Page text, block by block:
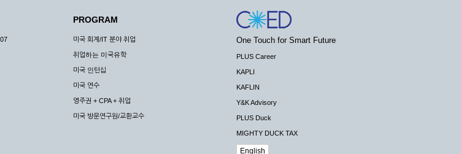
의 장애, 서비스 이용의 폭주 등의 정상적인 서비스가 불가능할 경우 회사는 사전 공지나 예고 없
로 인해 이용자 또는 제 3자가 입은 손해에 대하여 배상하지 않습니다.
수 있도록 하고 계속적, 안정적으로 서비스를 제공할 수 있도록 최선의 노력을 다하여야 합니다.
하여서는 안됩니다. 다만, 관계법령에 의하여 국가기관 등의 합법적인 요구가 있는 경우에는 해당
PROGRAM
미국 회계/IT 분야 취업
취업하는 미국유학
미국 인턴십
미국 연수
영주권 + CPA + 취업
미국 방문연구원/교환교수
One Touch for Smart Future
PLUS Career
KAPLI
KAFLIN
Y&K Advisory
PLUS Duck
MIGHTY DUCK TAX
English